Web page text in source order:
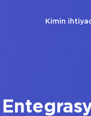
Kimin